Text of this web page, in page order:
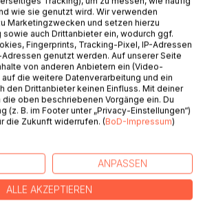
Urknall bis zu unserer heutigen, im
Welt (www.weltgeschichte.de).
gibt es viele. Aber diese
ist anders. In diesem chronologischen
Autor in einzigartiger Weise die
unseres Universums mit den
als die größten bekannten
der Galaxien mit der Andromeda-
Galaxie, dem
benachbarten Galaxienhaufen
und die Milchstraßen-Untergruppe
wie sie genutzt wird. Wir verwenden
Marketingzwecken und setzen hierzu
auch Drittanbieter ein, wodurch ggf.
Fingerprints, Tracking-Pixel, IP-Adressen
genutzt werden. Auf unserer Seite
von anderen Anbietern ein (Video-
die weitere Datenverarbeitung und ein
den Drittanbieter keinen Einfluss. Mit deiner
oben beschriebenen Vorgänge ein. Du
(z. B. im Footer unter „Privacy-Einstellungen“)
die Zukunft widerrufen. (BoD-Impressum)
ANPASSEN
ALLE AKZEPTIEREN